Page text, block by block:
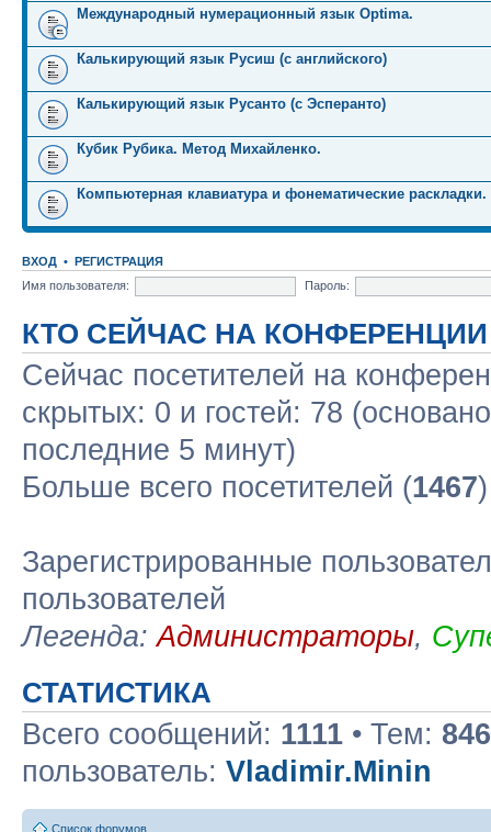
Международный нумерационный язык Optima.
Калькирующий язык Русиш (с английского)
Калькирующий язык Русанто (с Эсперанто)
Кубик Рубика. Метод Михайленко.
Компьютерная клавиатура и фонематические раскладки.
ВХОД • РЕГИСТРАЦИЯ
Имя пользователя:
Пароль:
КТО СЕЙЧАС НА КОНФЕРЕНЦИИ
Сейчас посетителей на
скрытых: 0 и гостей: 78
последние 5 минут)
Больше всего посетителей (1467
Зарегистрированные
пользователей
Легенда:Администраторы,
СТАТИСТИКА
Всего сообщений: 1111 • Тем: 846
пользователь: Vladimir.Minin
Список форумов